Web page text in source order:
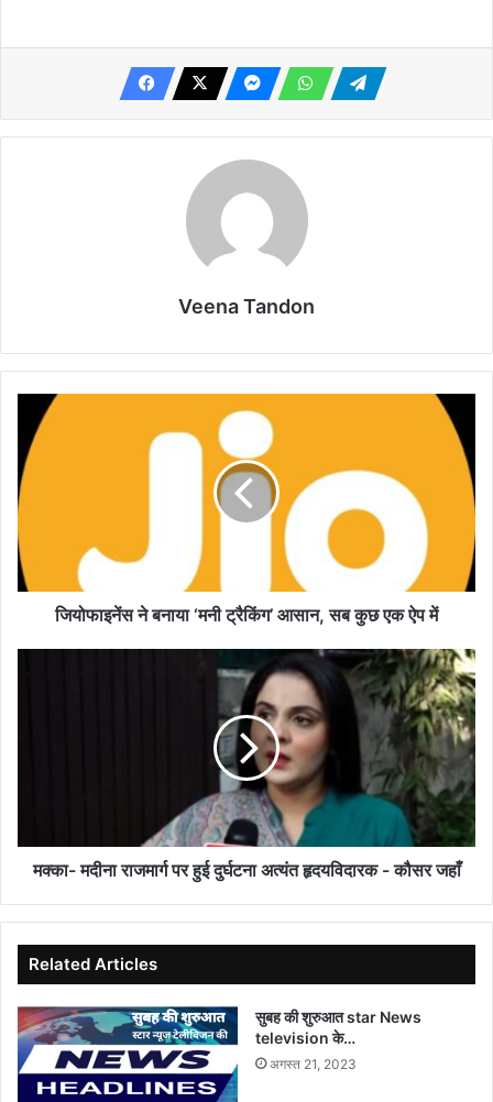
Veena Tandon
जियोफाइनेंस
बनाया
‘मनी
ट्रैकिंग’
आसान,
सब
कुछ
एक
जियोफाइनेंस ने बनाया ‘मनी ट्रैकिंग’ आसान, सब कुछ एक ऐप में
-
कौसर
मक्का- मदीना राजमार्ग पर हुई दुर्घटना अत्यंत हृदयविदारक - कौसर जहाँ
Related Articles
सुबह की शुरुआत star News
television के…
अगस्त 21, 2023